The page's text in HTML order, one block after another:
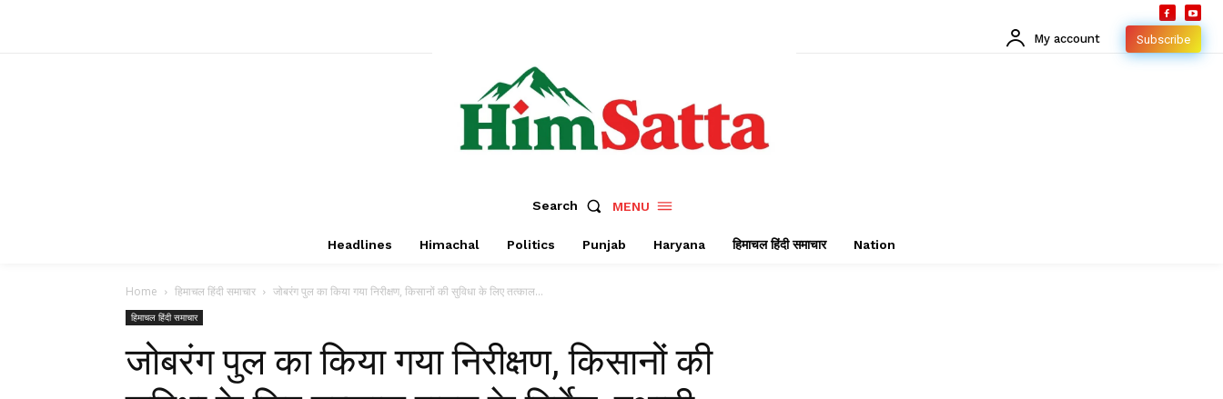
My account Subscribe
Search MENU
Headlines Himachal Politics Punjab Haryana हिमाचल हिंदी समाचार Nation
Home हिमाचल हिंदी समाचार जोबरंग पुल का किया गया निरीक्षण, किसानों की सुविधा के लिए तत्काल...
हिमाचल हिंदी समाचार
जोबरंग पुल का किया गया निरीक्षण, किसानों की